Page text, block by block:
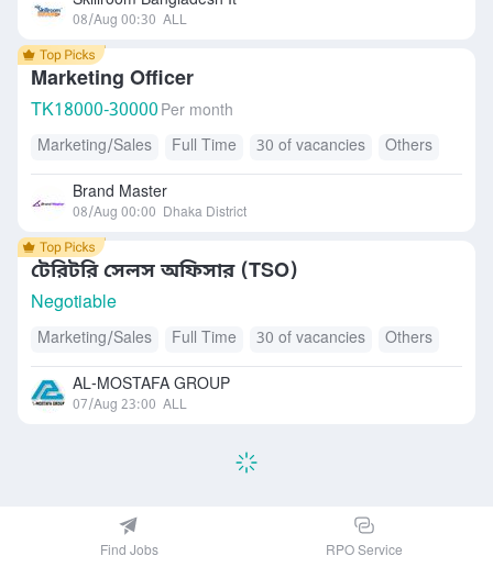
Find Jobs RPO Service
08/Aug 00:30 ALL
Marketing Officer
TK18000-30000 Per month
Marketing/Sales
Full Time 30 of vacancies Others
Brand Master
08/Aug 00:00 Dhaka District
টেরিটরি সেলস অফিসার (TSO)
Negotiable
Marketing/Sales Full Time 30 of vacancies Others
AL-MOSTAFA GROUP
07/Aug 23:00 ALL